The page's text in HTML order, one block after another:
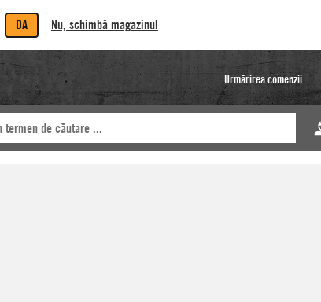
DA Nu, schimbă magazinul
Urmărirea comenzii